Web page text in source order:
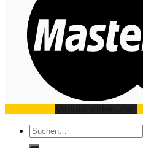
Suchen
nach: